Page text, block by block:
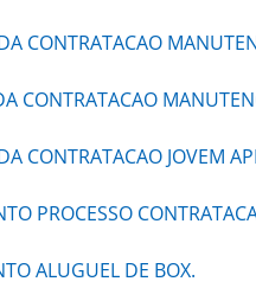
CONTRATACAO
CONTRATACAO
CONTRATACAO JOVEM
PROCESSO
ALUGUEL DE BOX.